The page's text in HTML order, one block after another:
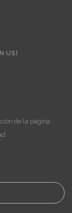
US)
de la página